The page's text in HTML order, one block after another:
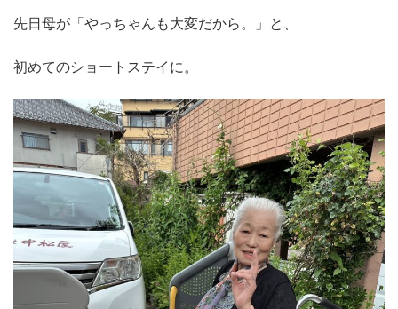
先日母が「やっちゃんも大変だから。」と、
初めてのショートステイに。